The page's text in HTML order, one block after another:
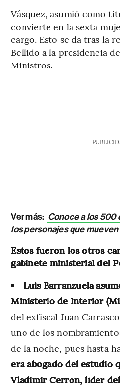
Vásquez, asumió como
convierte en la sexta
cargo. Esto se da tras la
Bellido a la presidencia
Ministros.
Ver más: Conoce a los 500
los personajes que
Estos fueron los otros
gabinete ministerial del
Luis Barranzuela
Ministerio de Interior
del exfiscal Juan
uno de los
de la noche, pues hasta
era abogado del estudio
Vladimir Cerrón, líder